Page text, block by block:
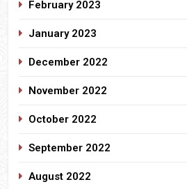
February 2023
January 2023
December 2022
November 2022
October 2022
September 2022
August 2022